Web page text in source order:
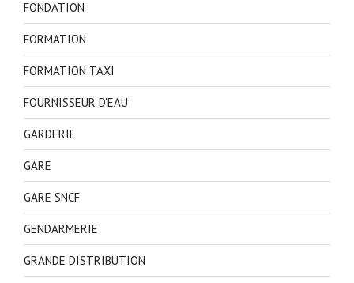
FONDATION
FORMATION
FORMATION TAXI
FOURNISSEUR D'EAU
GARDERIE
GARE
GARE SNCF
GENDARMERIE
GRANDE DISTRIBUTION